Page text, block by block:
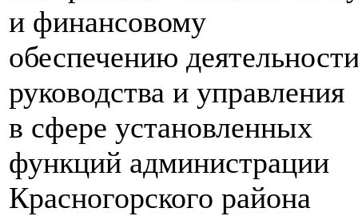
и финансовому
обеспечению
руководства и управления
в сфере установленных
функций администрации
Красногорского района